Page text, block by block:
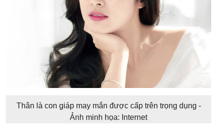
Thân là con giáp may mắn được cấp trên trọng dụng -
Ảnh minh họa: Internet